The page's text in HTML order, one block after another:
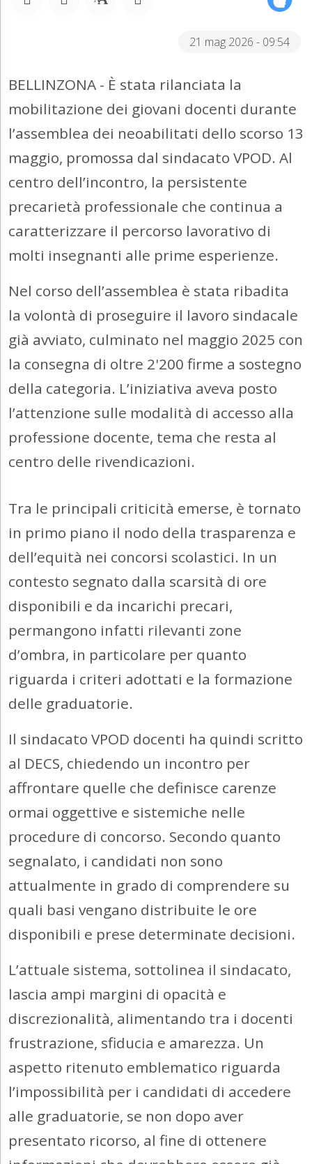
21 mag 2026 - 09:54
BELLINZONA - È stata rilanciata la
mobilitazione dei giovani docenti durante
l’assemblea dei neoabilitati dello scorso 13
maggio, promossa dal sindacato VPOD. Al
centro dell’incontro, la persistente
precarietà professionale che continua a
caratterizzare il percorso lavorativo di
molti insegnanti alle prime esperienze.
Nel corso dell’assemblea è stata ribadita
la volontà di proseguire il lavoro sindacale
già avviato, culminato nel maggio 2025 con
la consegna di oltre 2'200 firme a sostegno
della categoria. L’iniziativa aveva posto
l’attenzione sulle modalità di accesso alla
professione docente, tema che resta al
centro delle rivendicazioni.
Tra le principali criticità emerse, è tornato
in primo piano il nodo della trasparenza e
dell’equità nei concorsi scolastici. In un
contesto segnato dalla scarsità di ore
disponibili e da incarichi precari,
permangono infatti rilevanti zone
d’ombra, in particolare per quanto
riguarda i criteri adottati e la formazione
delle graduatorie.
Il sindacato VPOD docenti ha quindi scritto
al DECS, chiedendo un incontro per
affrontare quelle che definisce carenze
ormai oggettive e sistemiche nelle
procedure di concorso. Secondo quanto
segnalato, i candidati non sono
attualmente in grado di comprendere su
quali basi vengano distribuite le ore
disponibili e prese determinate decisioni.
L’attuale sistema, sottolinea il sindacato,
lascia ampi margini di opacità e
discrezionalità, alimentando tra i docenti
frustrazione, sfiducia e amarezza. Un
aspetto ritenuto emblematico riguarda
l’impossibilità per i candidati di accedere
alle graduatorie, se non dopo aver
presentato ricorso, al fine di ottenere